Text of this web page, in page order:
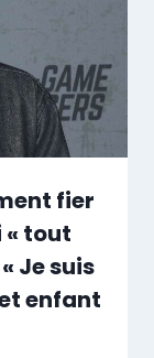
fier
« tout
Je suis
enfant